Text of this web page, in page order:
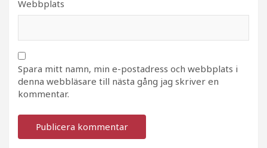
Webbplats
Spara mitt namn, min e-postadress och webbplats i
denna webbläsare till nästa gång jag skriver en
kommentar.